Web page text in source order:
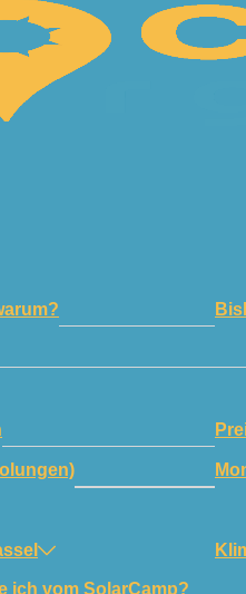
ich vom SolarCamp?